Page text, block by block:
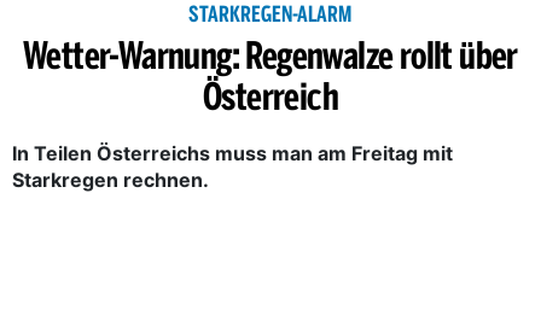
STARKREGEN-ALARM
Wetter-Warnung: Regenwalze rollt über
Österreich
In Teilen Österreichs muss man am Freitag mit
Starkregen rechnen.